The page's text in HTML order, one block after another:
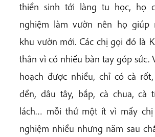
thiền sinh tới làng tu học, họ
nghiệm làm vườn nên họ giúp
khu vườn mới. Các chị gọi đó là
thân vì có nhiều bàn tay góp sức.
hoạch được nhiều, chỉ có cà
dền, dâu tây, bắp, cà chua, cà
lách… mỗi thứ một ít vì mấy chị
nghiệm nhiều nhưng năm sau